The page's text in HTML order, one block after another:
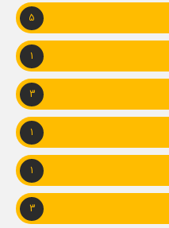
5
1
3
1
1
3